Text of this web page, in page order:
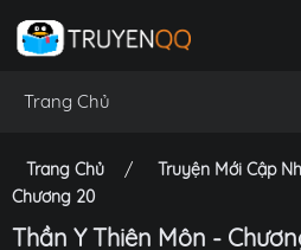
Trang Chủ
Trang Chủ Truyện Mới Cập
Chương 20
Thần Y Thiên Môn -